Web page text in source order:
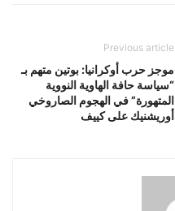
Previous article
موجز حرب أوكرانيا: بوتين متهم بـ
“سياسة حافة الهاوية النووية
المتهورة” في الهجوم الصاروخي
أوريشنيك على كييف